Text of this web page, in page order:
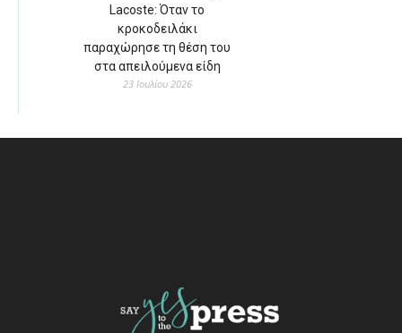
Lacoste: Όταν το
κροκοδειλάκι
παραχώρησε τη θέση του
στα απειλούμενα είδη
23 Ιουλίου 2026